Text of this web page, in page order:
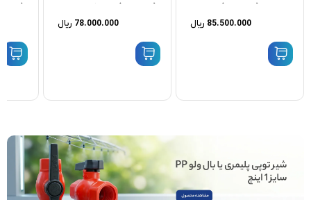
کیلونیوتن SN8 بهمراه...
ریال 85.500.000
( 36 اینچ ) 31.5 کیلونیوتن
ریال 78.000.000